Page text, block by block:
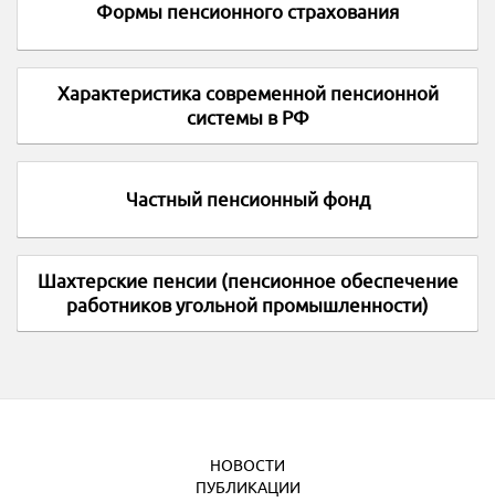
Формы пенсионного страхования
Характеристика современной пенсионной
системы в РФ
Частный пенсионный фонд
Шахтерские пенсии (пенсионное обеспечение
работников угольной промышленности)
НОВОСТИ
ПУБЛИКАЦИИ